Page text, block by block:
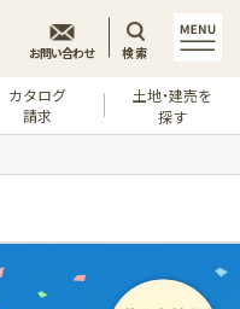
カタログ
請求
土地・建売を
探す
お問い合わせ 検索